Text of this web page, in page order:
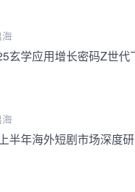
玄学应用增长密码Z世
半年海外短剧市场深度